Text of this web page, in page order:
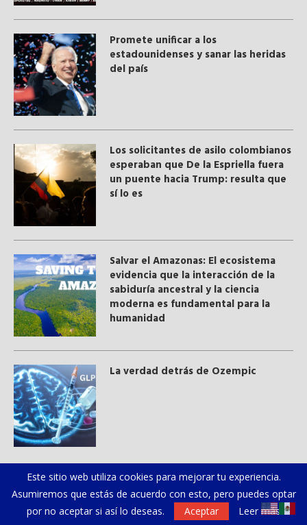
Promete unificar a los
estadounidenses y sanar las heridas
del país
Los solicitantes de asilo colombianos
esperaban que De la Espriella fuera
un puente hacia Trump: resulta que
sí lo es
Salvar el Amazonas: El ecosistema
evidencia que la interacción de la
sabiduría ancestral y ​la ciencia
moderna​ es fundamental para la
humanidad
La verdad detrás de Ozempic
POPULARES
Este sitio web utiliza cookies para mejorar tu experiencia.
Asumiremos que estás de acuerdo con esto, pero puedes optar
por no aceptar si así lo deseas.
Aceptar Leer más